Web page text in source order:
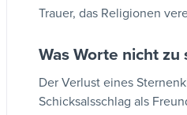
Trauer, das Religionen
Was Worte nicht
Der Verlust eines
Schicksalsschlag als